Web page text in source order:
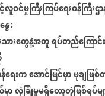
ဝင်မှုကြီးကြပ်ရေးဝန်ကြီးဌ
း
းသားတွေနဲ့အတူရပ်တည်ကြော
ရေးကအောင်မြင်မှာမုချဖ
ာလုံခြုံမှုမရှိတော့တဲ့ဖြစ်ရပ်မ